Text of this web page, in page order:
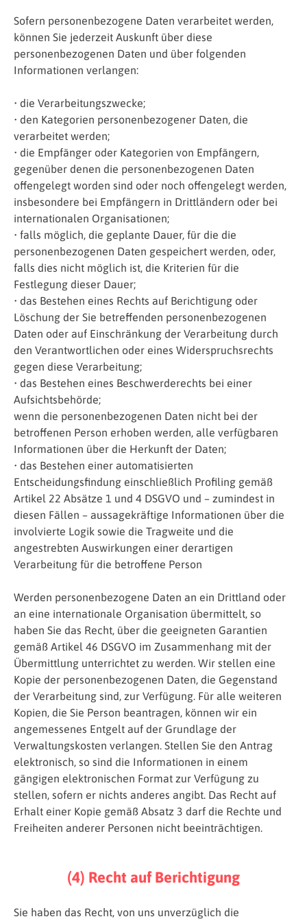
Sofern personenbezogene Daten verarbeitet werden,
können Sie jederzeit Auskunft über diese
personenbezogenen Daten und über folgenden
Informationen verlangen:
• die Verarbeitungszwecke;
• den Kategorien personenbezogener Daten, die
verarbeitet werden;
• die Empfänger oder Kategorien von Empfängern,
gegenüber denen die personenbezogenen Daten
offengelegt worden sind oder noch offengelegt werden,
insbesondere bei Empfängern in Drittländern oder bei
internationalen Organisationen;
• falls möglich, die geplante Dauer, für die die
personenbezogenen Daten gespeichert werden, oder,
falls dies nicht möglich ist, die Kriterien für die
Festlegung dieser Dauer;
• das Bestehen eines Rechts auf Berichtigung oder
Löschung der Sie betreffenden personenbezogenen
Daten oder auf Einschränkung der Verarbeitung durch
den Verantwortlichen oder eines Widerspruchsrechts
gegen diese Verarbeitung;
• das Bestehen eines Beschwerderechts bei einer
Aufsichtsbehörde;
wenn die personenbezogenen Daten nicht bei der
betroffenen Person erhoben werden, alle verfügbaren
Informationen über die Herkunft der Daten;
• das Bestehen einer automatisierten
Entscheidungsfindung einschließlich Profiling gemäß
Artikel 22 Absätze 1 und 4 DSGVO und – zumindest in
diesen Fällen – aussagekräftige Informationen über die
involvierte Logik sowie die Tragweite und die
angestrebten Auswirkungen einer derartigen
Verarbeitung für die betroffene Person
Werden personenbezogene Daten an ein Drittland oder
an eine internationale Organisation übermittelt, so
haben Sie das Recht, über die geeigneten Garantien
gemäß Artikel 46 DSGVO im Zusammenhang mit der
Übermittlung unterrichtet zu werden. Wir stellen eine
Kopie der personenbezogenen Daten, die Gegenstand
der Verarbeitung sind, zur Verfügung. Für alle weiteren
Kopien, die Sie Person beantragen, können wir ein
angemessenes Entgelt auf der Grundlage der
Verwaltungskosten verlangen. Stellen Sie den Antrag
elektronisch, so sind die Informationen in einem
gängigen elektronischen Format zur Verfügung zu
stellen, sofern er nichts anderes angibt. Das Recht auf
Erhalt einer Kopie gemäß Absatz 3 darf die Rechte und
Freiheiten anderer Personen nicht beeinträchtigen.
(4) Recht auf Berichtigung
Sie haben das Recht, von uns unverzüglich die